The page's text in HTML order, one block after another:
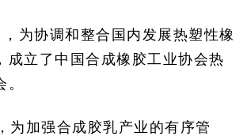
为协调和整合国内发展热塑性橡
成立了中国合成橡胶工业协会热
为加强合成胶乳产业的有序管